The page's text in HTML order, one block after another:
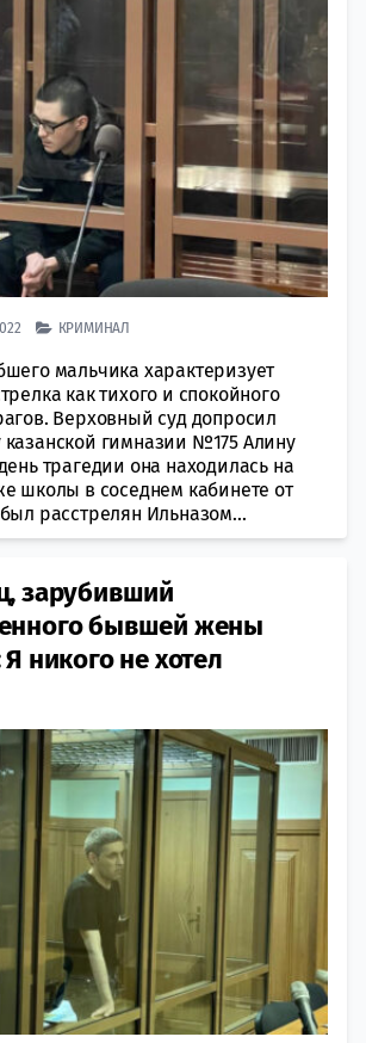
КРИМИНАЛ
мальчика характеризует
как тихого и спокойного
Верховный суд допросил
казанской гимназии №175 Алину
трагедии она находилась на
школы в соседнем кабинете от
расстрелян Ильназом...
зарубивший
бывшей жены
никого не хотел